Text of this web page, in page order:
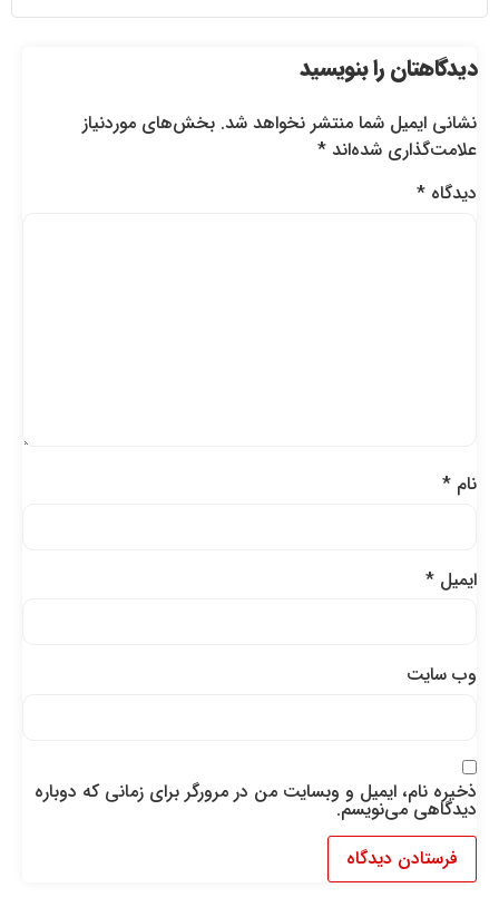
دیدگاهتان را بنویسید
نشانی ایمیل شما منتشر نخواهد شد. بخش‌های موردنیاز
علامت‌گذاری شده‌اند *
دیدگاه *
نام *
ایمیل *
وب‌ سایت
ذخیره نام، ایمیل و وبسایت من در مرورگر برای زمانی که دوباره
دیدگاهی می‌نویسم.